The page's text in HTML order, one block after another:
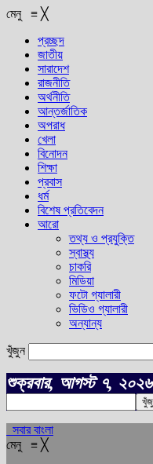
মেনু ≡ ╳
প্রচ্ছদ
জাতীয়
সারাদেশ
রাজনীতি
অর্থনীতি
আন্তর্জাতিক
অপরাধ
খেলা
বিনোদন
শিক্ষা
প্রবাস
ধর্ম
বিশেষ প্রতিবেদন
আরো
তথ্য ও প্রযুক্তি
স্বাস্থ্য
চাকরি
মিডিয়া
ফটো গ্যালারী
ভিডিও গ্যালারী
অন্যান্য
খুঁজুন
শুক্রবার, আগস্ট ৭, ২০২৬
সবার বাংলা
মেনু ≡ ╳